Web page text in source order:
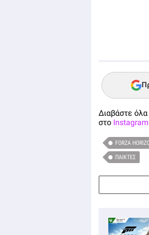
Διαβάστε
στο Instagram
FORZA
ΠΑΊΚΤΕΣ